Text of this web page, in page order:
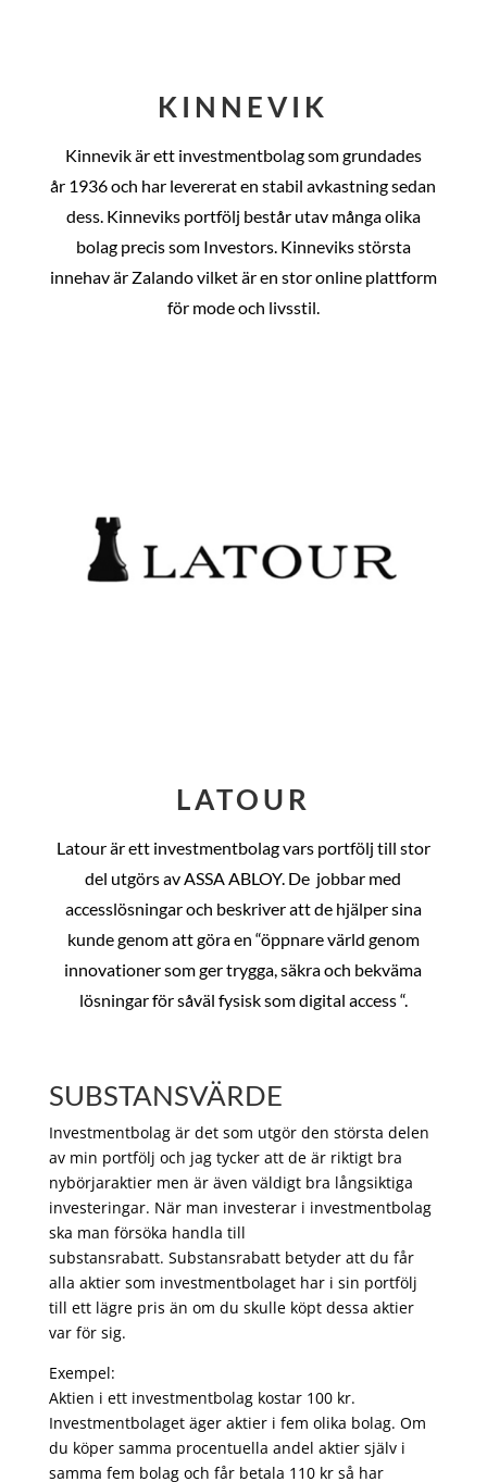
KINNEVIK
Kinnevik är ett investmentbolag som grundades
år 1936 och har levererat en stabil avkastning sedan
dess. Kinneviks portfölj består utav många olika
bolag precis som Investors. Kinneviks största
innehav är Zalando vilket är en stor online plattform
för mode och livsstil.
LATOUR
Latour är ett investmentbolag vars portfölj till stor
del utgörs av ASSA ABLOY. De jobbar med
accesslösningar och beskriver att de hjälper sina
kunde genom att göra en “öppnare värld genom
innovationer som ger trygga, säkra och bekväma
lösningar för såväl fysisk som digital access “.
SUBSTANSVÄRDE
Investmentbolag är det som utgör den största delen
av min portfölj och jag tycker att de är riktigt bra
nybörjaraktier men är även väldigt bra långsiktiga
investeringar. När man investerar i investmentbolag
ska man försöka handla till
substansrabatt. Substansrabatt betyder att du får
alla aktier som investmentbolaget har i sin portfölj
till ett lägre pris än om du skulle köpt dessa aktier
var för sig.
Exempel:
Aktien i ett investmentbolag kostar 100 kr.
Investmentbolaget äger aktier i fem olika bolag. Om
du köper samma procentuella andel aktier själv i
samma fem bolag och får betala 110 kr så har